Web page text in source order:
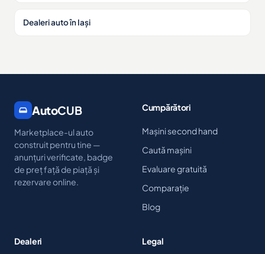
Dealeri auto în Iași
AutoCUB
Marketplace-ul auto
construit pentru tine —
anunțuri verificate, badge
de preț față de piață și
rezervare online.
Cumpărători
Mașini second hand
Caută mașini
Evaluare gratuită
Comparație
Blog
Dealeri Legal